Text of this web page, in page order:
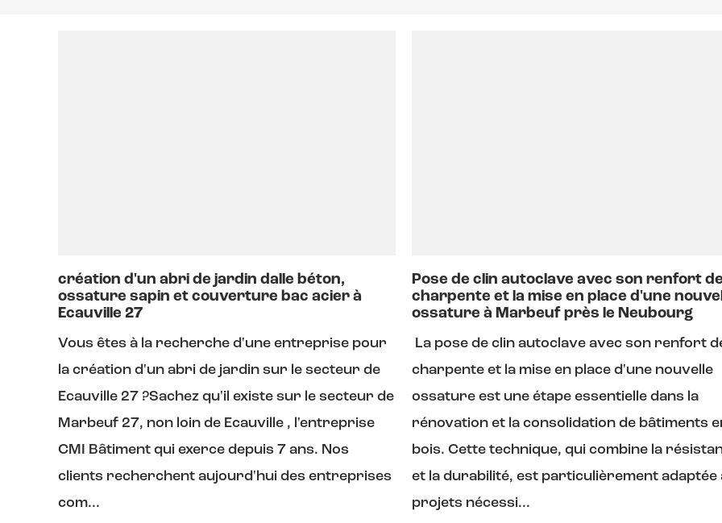
création d'un abri de jardin dalle béton,
ossature sapin et couverture bac acier à
Ecauville 27
Vous êtes à la recherche d'une entreprise pour
la création d'un abri de jardin sur le secteur de
Ecauville 27 ?Sachez qu'il existe sur le secteur de
Marbeuf 27, non loin de Ecauville , l'entreprise
CMI Bâtiment qui exerce depuis 7 ans. Nos
clients recherchent aujourd'hui des entreprises
com...
Pose de clin autoclave avec son renfort de
charpente et la mise en place d'une
ossature à Marbeuf près le Neubourg
La pose de clin autoclave avec son renfort
charpente et la mise en place d'une nouvelle
ossature est une étape essentielle dans la
rénovation et la consolidation de bâtiments
bois. Cette technique, qui combine la
et la durabilité, est particulièrement adaptée
projets nécessi...